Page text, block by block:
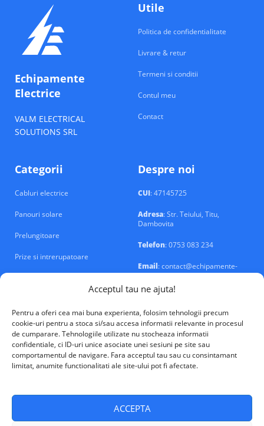
Acceptul tau ne ajuta!
Pentru a oferi cea mai buna experienta, folosim tehnologii precum
cookie-uri pentru a stoca si/sau accesa informatii relevante in procesul
de cumparare. Tehnologiile utilizate nu stocheaza informatii
confidentiale, ci ID-uri unice asociate unei sesiuni pe site sau
comportamentul de navigare. Fara acceptul tau sau cu consintamant
limitat, anumite functionalitati ale site-ului pot fi afectate.
ACCEPTA
Echipamente
Electrice
VALM ELECTRICAL
SOLUTIONS SRL
Utile
Politica de confidentialitate
Livrare & retur
Termeni si conditii
Contul meu
Contact
Categorii
Cabluri electrice
Panouri solare
Prelungitoare
Prize si intrerupatoare
Despre noi
CUI: 47145725
Adresa: Str. Teiului, Titu,
Dambovita
Telefon: 0753 083 234
Email: contact@echipamente-
electrice.ro
VALM Electrical Solutions © 2026